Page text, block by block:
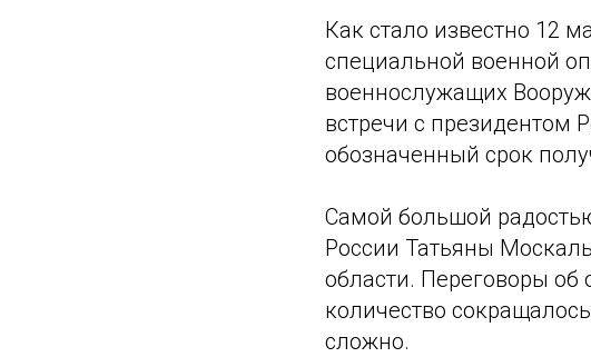
Как стало известно 12
специальной военной
военнослужащих
встречи с президентом
обозначенный срок
Самой большой
России Татьяны
области. Переговоры об
количество
сложно.